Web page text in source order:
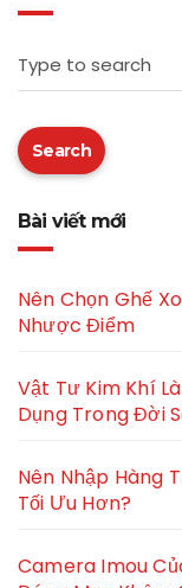
Type to search
Search
Bài viết mới
Nên Chọn Ghế
Nhược Điểm
Vật Tư Kim Khí
Dụng Trong Đời
Nên Nhập Hàng
Tối Ưu Hơn?
Camera Imou